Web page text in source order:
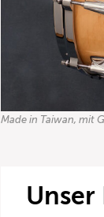
Made in Taiwan, mit
Unser